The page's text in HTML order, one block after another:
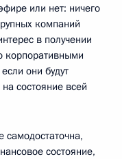
или нет: ничего
компаний
в получении
корпоративными
они будут
состояние всей
самодостаточна,
состояние,